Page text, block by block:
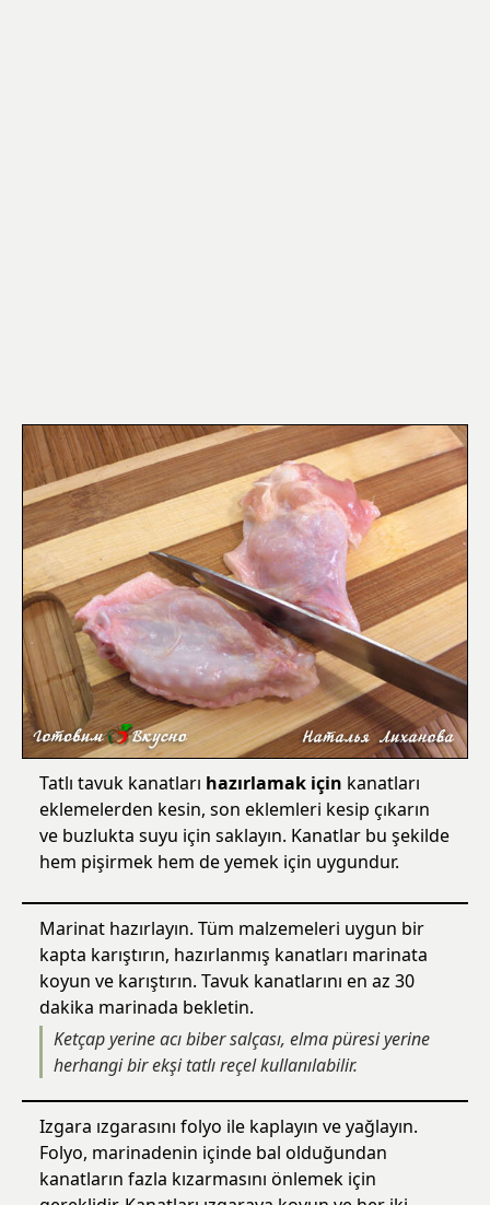
Tatlı tavuk kanatları hazırlamak için kanatları
eklemelerden kesin, son eklemleri kesip çıkarın
ve buzlukta suyu için saklayın. Kanatlar bu şekilde
hem pişirmek hem de yemek için uygundur.
Marinat hazırlayın. Tüm malzemeleri uygun bir
kapta karıştırın, hazırlanmış kanatları marinata
koyun ve karıştırın. Tavuk kanatlarını en az 30
dakika marinada bekletin.
Ketçap yerine acı biber salçası, elma püresi yerine
herhangi bir ekşi tatlı reçel kullanılabilir.
Izgara ızgarasını folyo ile kaplayın ve yağlayın.
Folyo, marinadenin içinde bal olduğundan
kanatların fazla kızarmasını önlemek için